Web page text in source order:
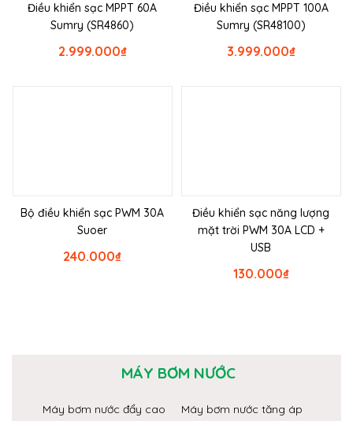
Điều khiển sạc MPPT 60A
Sumry (SR4860)
₫
2.999.000
Điều khiển sạc MPPT 100A
Sumry (SR48100)
₫
3.999.000
Bộ điều khiển sạc PWM 30A
Suoer
₫
240.000
Điều khiển sạc năng lượng
mặt trời PWM 30A LCD +
USB
₫
130.000
MÁY BƠM NƯỚC
Máy bơm nước đẩy cao
Máy bơm nước tăng áp